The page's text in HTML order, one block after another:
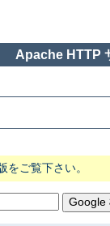
Apache HTTP
ご覧下さい。